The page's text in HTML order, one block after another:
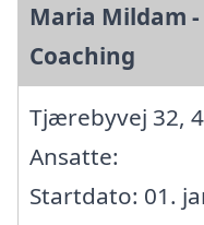
Maria Mildam
Coaching
Tjærebyvej 32,
Ansatte:
Startdato: 01.